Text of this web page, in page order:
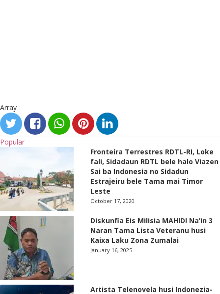
Array
Popular
Fronteira Terrestres RDTL-RI, Loke
fali, Sidadaun RDTL bele halo Viazen
Sai ba Indonesia no Sidadun
Estrajeiru bele Tama mai Timor
Leste
October 17, 2020
Diskunfia Eis Milisia MAHIDI Na’in 3
Naran Tama Lista Veteranu husi
Kaixa Laku Zona Zumalai
January 16, 2025
Artista Telenovela husi Indonezia-